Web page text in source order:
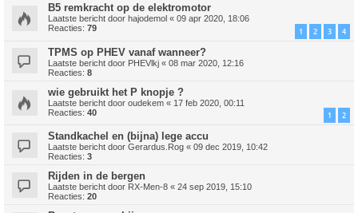
B5 remkracht op de elektromotor
Laatste bericht door hajodemol « 09 apr 2020, 18:06
Reacties: 79 1 2 3 4
TPMS op PHEV vanaf wanneer?
Laatste bericht door PHEVlkj « 08 mar 2020, 12:16
Reacties: 8
wie gebruikt het P knopje ?
Laatste bericht door oudekem « 17 feb 2020, 00:11
Reacties: 40 1 2
Standkachel en (bijna) lege accu
Laatste bericht door Gerardus.Rog « 09 dec 2019, 10:42
Reacties: 3
Rijden in de bergen
Laatste bericht door RX-Men-8 « 24 sep 2019, 15:10
Reacties: 20